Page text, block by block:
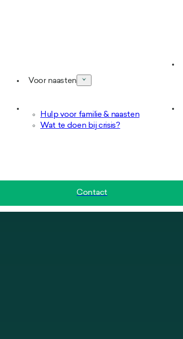
Voor naasten
Hulp voor familie & naasten
Wat te doen bij crisis?
Contact